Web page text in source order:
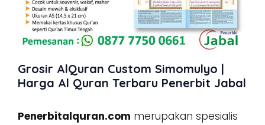
Grosir AlQuran Custom Simomulyo |
Harga Al Quran Terbaru Penerbit Jabal
Penerbitalquran.com merupakan spesialis